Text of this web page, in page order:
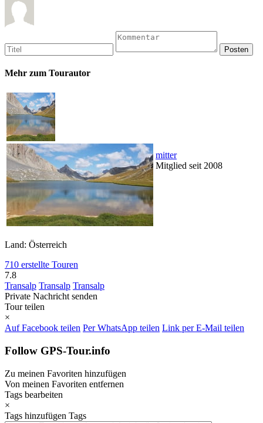
Mehr zum Tourautor
mitter
Mitglied seit 2008
Land: Österreich
710 erstellte Touren
7.8
Transalp Transalp Transalp
Private Nachricht senden
Tour teilen
×
Auf Facebook teilen Per WhatsApp teilen Link per E-Mail teilen
Follow GPS-Tour.info
Zu meinen Favoriten hinzufügen
Von meinen Favoriten entfernen
Tags bearbeiten
×
Tags hinzufügen Tags